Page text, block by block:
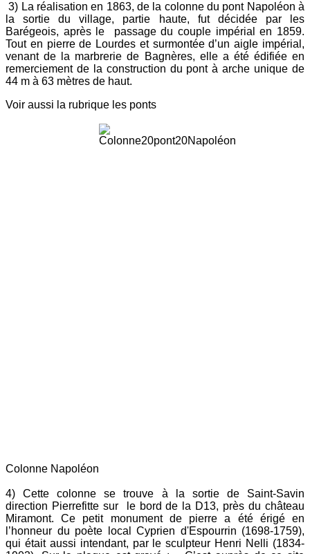
3) La réalisation en 1863, de la colonne du pont Napoléon à
la sortie du village, partie haute, fut décidée par les
Barégeois, après le passage du couple impérial en 1859.
Tout en pierre de Lourdes et surmontée d’un aigle impérial,
venant de la marbrerie de Bagnères, elle a été édifiée en
remerciement de la construction du pont à arche unique de
44 m à 63 mètres de haut.
Voir aussi la rubrique les ponts
Colonne Napoléon
4) Cette colonne se trouve à la sortie de Saint-Savin
direction Pierrefitte sur le bord de la D13, près du château
Miramont. Ce petit monument de pierre a été érigé en
l’honneur du poète local Cyprien d'Espourrin (1698-1759),
qui était aussi intendant, par le sculpteur Henri Nelli (1834-